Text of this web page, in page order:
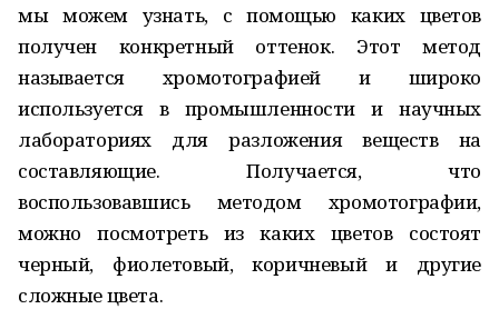
мы можем узнать, с помощью каких цветов
получен конкретный оттенок. Этот метод
называется хромотографией и широко
используется в промышленности и научных
лабораториях для разложения веществ на
составляющие. Получается, что
воспользовавшись методом хромотографии,
можно посмотреть из каких цветов состоят
черный, фиолетовый, коричневый и другие
сложные цвета.